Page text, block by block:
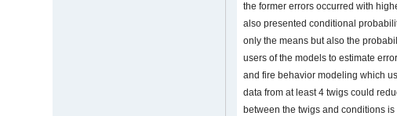
the former errors occurred with
also presented conditional
only the means but also the
users of the models to estimate
and fire behavior modeling which
data from at least 4 twigs could
between the twigs and conditions